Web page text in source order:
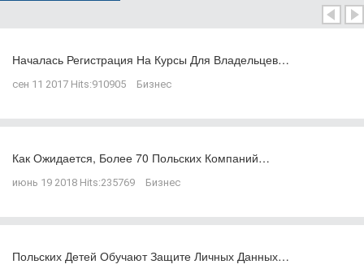
Началась Регистрация На Курсы Для Владельцев…
сен 11 2017 Hits:910905 Бизнес
Как Ожидается, Более 70 Польских Компаний…
июнь 19 2018 Hits:235769 Бизнес
Польских Детей Обучают Защите Личных Данных…